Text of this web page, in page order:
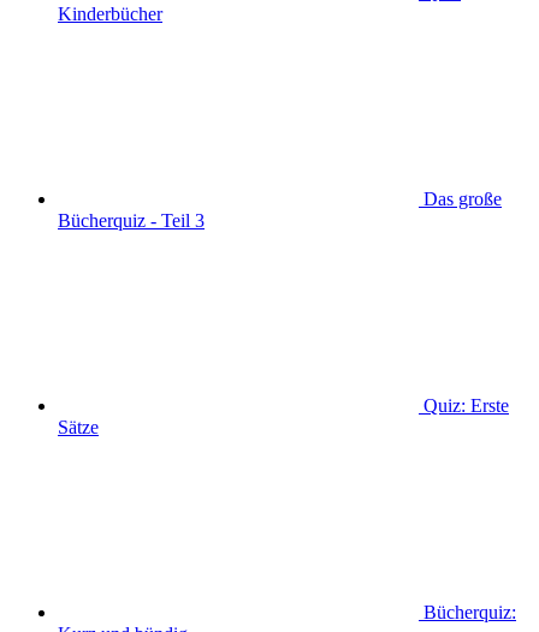
Kinderbücher
Das große
Bücherquiz - Teil 3
Quiz: Erste
Sätze
Bücherquiz: